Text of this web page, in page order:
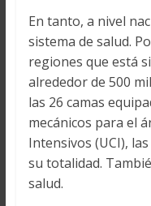
En tanto, a nivel
sistema de salud.
regiones que está
alrededor de 500
las 26 camas
mecánicos para el
Intensivos (UCI),
su totalidad.
salud.